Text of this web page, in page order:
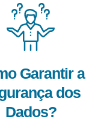
Garantir a
dos
Dados?